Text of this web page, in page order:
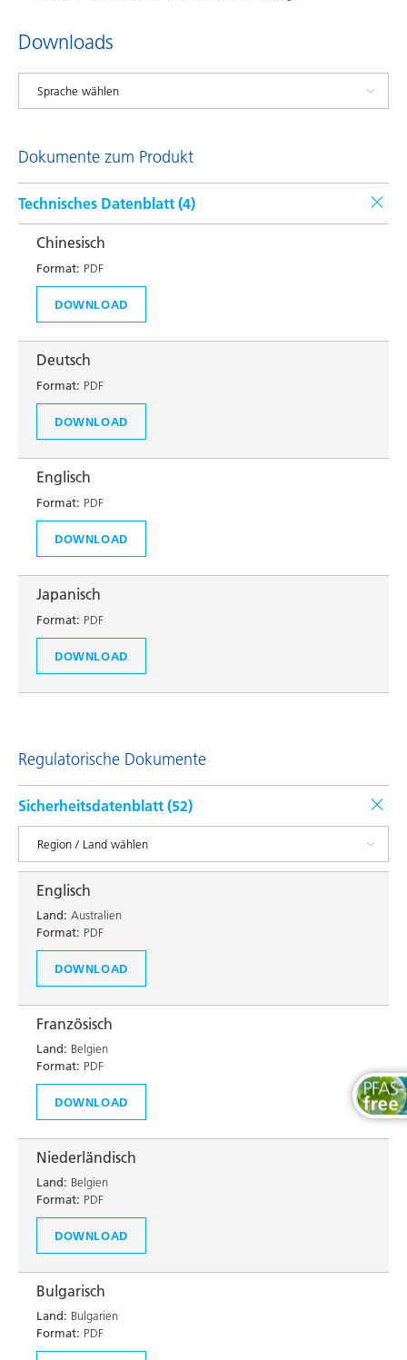
Downloads
Dokumente zum Produkt
Technisches Datenblatt (4)
Chinesisch
Format: PDF
DOWNLOAD
Deutsch
Format: PDF
DOWNLOAD
Englisch
Format: PDF
DOWNLOAD
Japanisch
Format: PDF
DOWNLOAD
Regulatorische Dokumente
Sicherheitsdatenblatt (52)
Englisch
Land: Australien
Format: PDF
DOWNLOAD
Französisch
Land: Belgien
Format: PDF
DOWNLOAD
Niederländisch
Land: Belgien
Format: PDF
DOWNLOAD
Bulgarisch
Land: Bulgarien
Format: PDF